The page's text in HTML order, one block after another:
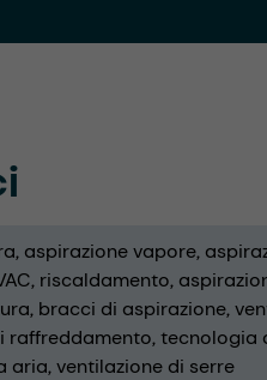
aspirazione vapore
riscaldamento
bracci di aspirazione
raffreddamento tecnologia
aria ventilazione di serre